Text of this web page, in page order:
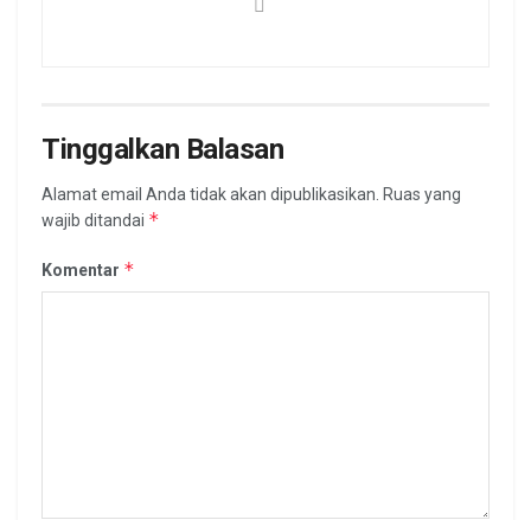
Tinggalkan Balasan
Alamat email Anda tidak akan dipublikasikan. Ruas yang
wajib ditandai *
Komentar *